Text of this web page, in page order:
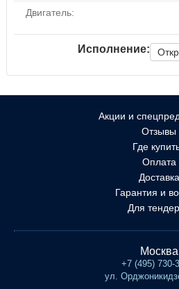
Двигатель:
Исполнение:
Акции и
Отзывы
Где
Оплата
Доставка
Гарантия и
Для
Москва
+7 (495) 730-
ул.